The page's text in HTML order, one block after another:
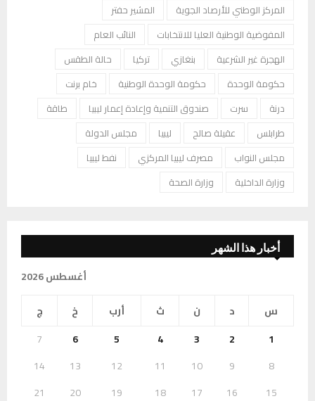
المركز الوطني للأرصاد الجوية
المشير حفتر
المفوضية الوطنية العليا للانتخابات
النائب العام
الهجرة غير الشرعية
بنغازي تركيا
حالة الطقس
حكومة الوحدة
حكومة الوحدة الوطنية
خام برنت
درنة
سرت صندوق التنمية وإعادة إعمار ليبيا
طاقة
طرابلس
عقيلة صالح ليبيا
مجلس الدولة
مجلس النواب
مصرف ليبيا المركزي
نفط ليبيا
وزارة الداخلية
وزارة الصحة
أخبار هذا الشهر
أغسطس 2026
س
د ن ث أرب خ
ج
1
2
3
4
5
6
7
8
9
10
11
12
13
14
15
16
17
18
19
20
21